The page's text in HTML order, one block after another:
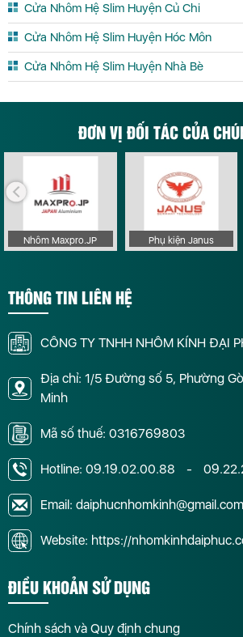
Cửa Nhôm Hệ Slim Huyện Củ Chi
Cửa Nhôm Hệ Slim Huyện Hóc Môn
Cửa Nhôm Hệ Slim Huyện Nhà Bè
ĐƠN VỊ ĐỐI TÁC CỦA
Nhôm Maxpro.JP Phụ kiện Janus
THÔNG TIN LIÊN HỆ
CÔNG TY TNHH NHÔM KÍNH ĐẠI
Địa chỉ: 1/5 Đường số 5, Phường Gò
Minh
Mã số thuế: 0316769803
Hotline: 09.19.02.00.88 -
Email: daiphucnhomkinh@gmail.com
Website: https://
ĐIỀU KHOẢN SỬ DỤNG
Chính sách và Quy định chung